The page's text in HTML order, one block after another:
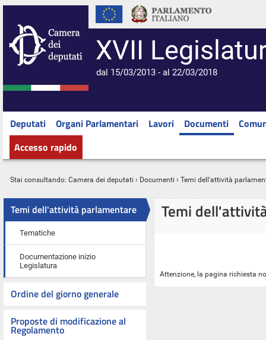
XVII
dal 15/03/2013 - al 22/03/2018
Deputati Organi Parlamentari Lavori Documenti
Accesso rapido
Stai consultando: Camera dei deputati › Documenti › Temi dell'attività
Temi dell'attività parlamentare
Tematiche
Documentazione inizio
Legislatura
Ordine del giorno generale
Proposte di modificazione al
Regolamento
Temi
Attenzione, la pagina richiesta